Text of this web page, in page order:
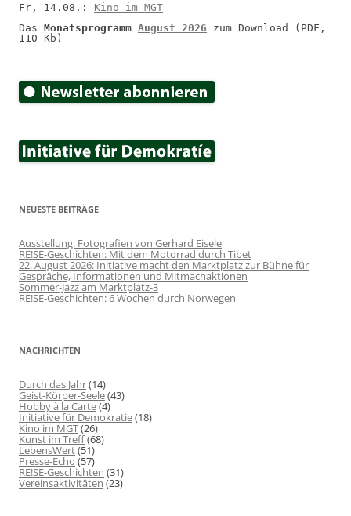
Fr, 14.08.: Kino im MGT
Das Monatsprogramm August 2026 zum Download (PDF,
110 Kb)
NEUESTE BEITRÄGE
Ausstellung: Fotografien von Gerhard Eisele
RE!SE-Geschichten: Mit dem Motorrad durch Tibet
22. August 2026: Initiative macht den Marktplatz zur Bühne für
Gespräche, Informationen und Mitmachaktionen
Sommer-Jazz am Marktplatz-3
RE!SE-Geschichten: 6 Wochen durch Norwegen
NACHRICHTEN
Durch das Jahr(14)
Geist-Körper-Seele(43)
Hobby à la Carte(4)
Initiative für Demokratie(18)
Kino im MGT(26)
Kunst im Treff(68)
LebensWert(51)
Presse-Echo (57)
RE!SE-Geschichten (31)
Vereinsaktivitäten (23)